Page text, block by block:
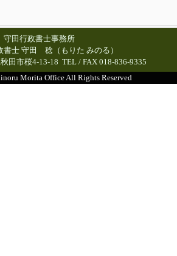
守田行政書士事務所
士 守田 稔（もりた みのる）
田市桜4-13-18 TEL / FAX 018-836-9335
Morita Office All Rights Reserved